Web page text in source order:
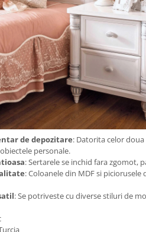
de depozitare: Datorita celor
personale.
: Sertarele se inchid fara zgomot,
: Coloanele din MDF si
: Se potriveste cu diverse stiluri de